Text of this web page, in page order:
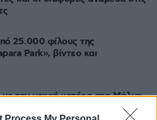
25.000 φίλους της
Park», βίντεο και
την νεκρή μητέρα στα Μάλια:
τη φίλη της και πνίγηκε, τα